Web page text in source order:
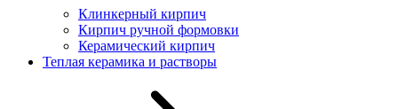
Клинкерный кирпич
Кирпич ручной формовки
Керамический кирпич
Теплая керамика и растворы